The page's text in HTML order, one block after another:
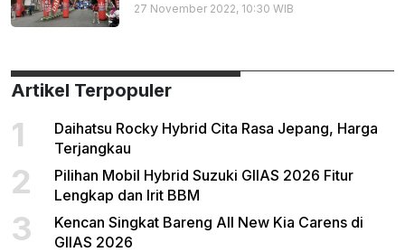
27 November 2022, 10:30 WIB
Artikel Terpopuler
1
Daihatsu Rocky Hybrid Cita Rasa Jepang, Harga
Terjangkau
2
Pilihan Mobil Hybrid Suzuki GIIAS 2026 Fitur
Lengkap dan Irit BBM
3
Kencan Singkat Bareng All New Kia Carens di
GIIAS 2026